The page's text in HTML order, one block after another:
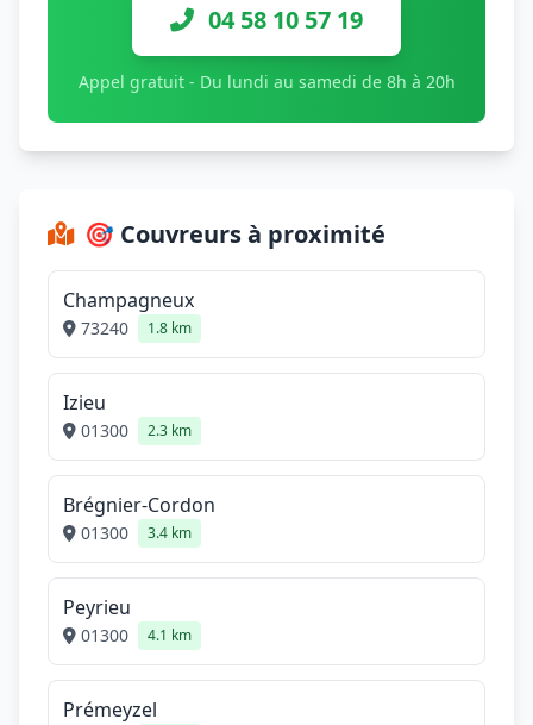
04 58 10 57 19
Appel gratuit - Du lundi au samedi de 8h à 20h
🎯 Couvreurs à proximité
Champagneux
73240 1.8 km
Izieu
01300 2.3 km
Brégnier-Cordon
01300 3.4 km
Peyrieu
01300 4.1 km
Prémeyzel